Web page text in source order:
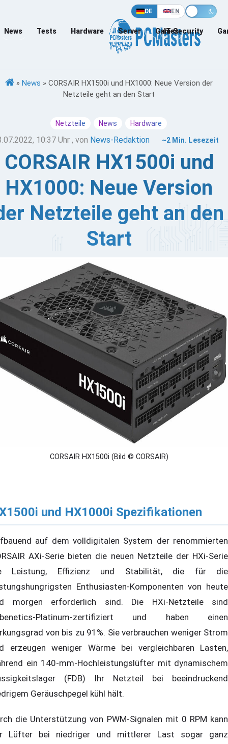
DE EN
News Tests Hardware Server Games
IT-Security
» News » CORSAIR HX1500i und HX1000: Neue Version der
Netzteile geht an den Start
Netzteile News Hardware
10:37 Uhr , von News-Redaktion ~2 Min. Lesezeit
CORSAIR HX1500i und
HX1000: Neue Version
Netzteile geht an den
Start
stellt die 2022er Modelle der modularen Ultra-
Noise-ATX-Netzteile HX1500i und HX1000i vor. Diese
80 PLUS Platinum zertifiziert für anspruchsvollste
ambitionierteste Systeme mit High-End-Grafikkarten
nächsten Generation. Die HXi-Serie nutzt eine
digitale Plattform, um eine unvergleichliche
und fortschrittliche Funktionen wie die
von Lüfterkurven und Leistungseinstellungen
CORSAIR iCUE-Software zu bieten.
CORSAIR HX1500i (Bild © CORSAIR)
und HX1000i Spezifikationen
auf dem volldigitalen System der renommierten
AXi-Serie bieten die neuen Netzteile der HXi-Serie
Leistung, Effizienz und Stabilität, die für die
Enthusiasten-Komponenten von heute
morgen erforderlich sind. Die HXi-Netzteile sind
Platinum-zertifiziert und haben einen
von bis zu 91%. Sie verbrauchen weniger Strom
erzeugen weniger Wärme bei vergleichbaren Lasten,
ein 140-mm-Hochleistungslüfter mit dynamischem
(FDB) Ihr Netzteil bei beeindruckend
Geräuschpegel kühl hält.
die Unterstützung von PWM-Signalen mit 0 RPM kann
Lüfter bei niedriger und mittlerer Last sogar ganz